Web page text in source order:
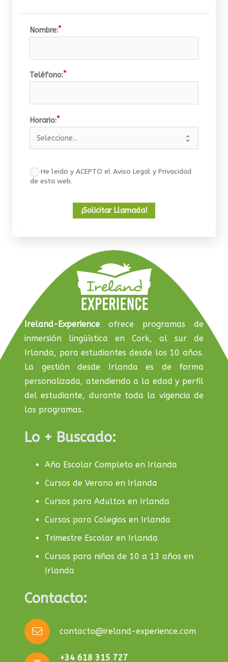
Nombre:
Teléfono:
Horario:
He leido y ACEPTO el Aviso Legal y Privacidad
de esta web.
¡Solicitar Llamada!
Ireland-Experience ofrece programas de
inmersión lingüística en Cork, al sur de
Irlanda, para estudiantes desde los 10 años.
La gestión desde Irlanda es de forma
personalizada, atendiendo a la edad y perfil
del estudiante, durante toda la vigencia de
los programas.
Lo + Buscado:
Año Escolar Completo en Irlanda
Cursos de Verano en Irlanda
Cursos para Adultos en Irlanda
Cursos para Colegios en Irlanda
Trimestre Escolar en Irlanda
Cursos para niños de 10 a 13 años en
Irlanda
Contacto:
contacto@ireland-experience.com
+34 618 315 727